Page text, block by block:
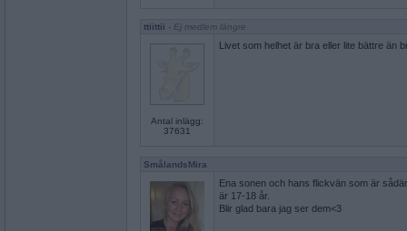
ttiittii - Ej medlem längre
Antal inlägg:
37631
Livet som helhet är bra eller lite bättre än
SmålandsMira
Ena sonen och hans flickvän som är
är 17-18 år.
Blir glad bara jag ser dem<3